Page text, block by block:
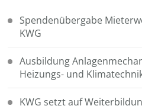
Spendenübergabe
KWG
Ausbildung
Heizungs- und
KWG setzt auf